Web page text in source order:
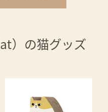
）の猫グッズ